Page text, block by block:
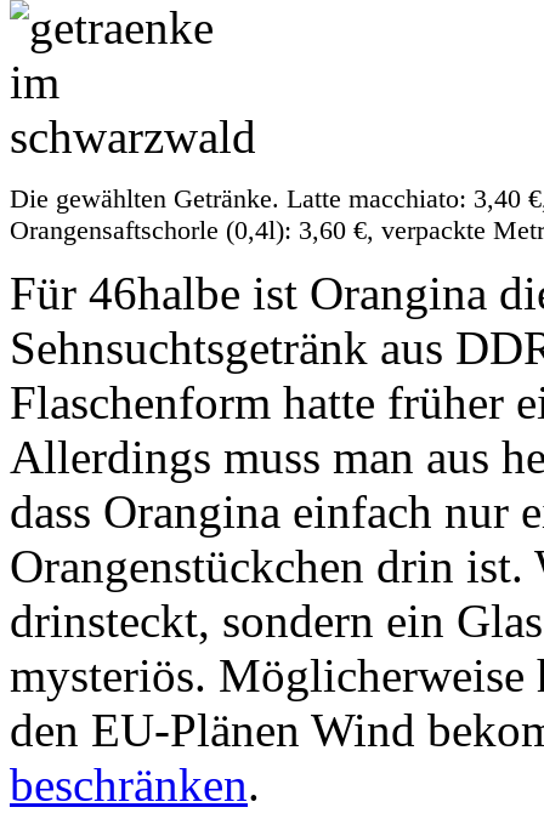
Die gewählten Getränke. Latte macchiato: 3,40
Orangensaftschorle (0,4l): 3,60 €, verpackte
Für 46halbe ist Orangina
Sehnsuchtsgetränk aus
Flaschenform hatte früher
Allerdings muss man aus
dass Orangina einfach nur
Orangenstückchen drin
drinsteckt, sondern ein
mysteriös. Möglicherweise
den EU-Plänen Wind
beschränken.